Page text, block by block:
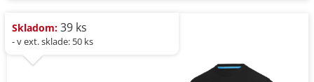
Skladom: 39 ks
- v ext. sklade: 50 ks